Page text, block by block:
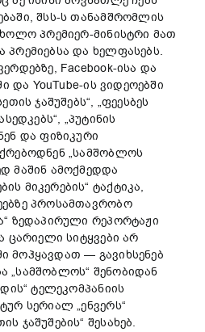
შსს-ს თანამშრომლის
პრემიერ-მინისტრი მათ
პრემიებსა და ხელფასებს.
Facebook-ისა და
და YouTube-ის ვიდეოებში
ჯაშუშებს“, „ფეესბეს
„პუტინის
და ფიზიკური
„სამშობლოს
მაშინ ამოქმედდა
მიკერების“ ტაქტიკა,
პროსამთავრობო
ზედაპირული რეპორტაჟი
ცარიელი სიტყვები არ
მოჰყავდათ — გავიხსენებ
„სამშობლოს“ შენობიდან
ტელეკომპანიის
სერიალ „ენვერს“
ჯაშუშების“ შესახებ.